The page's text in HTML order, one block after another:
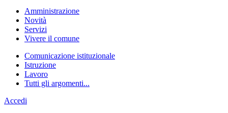
Amministrazione
Novità
Servizi
Vivere il comune
Comunicazione istituzionale
Istruzione
Lavoro
Tutti gli argomenti...
Accedi